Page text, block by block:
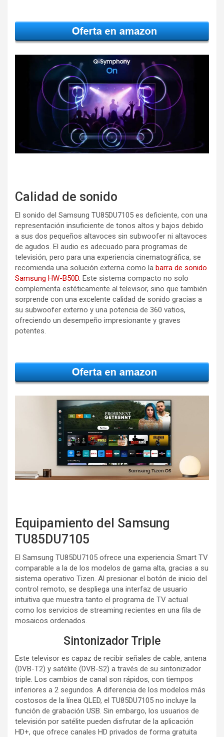
Calidad de sonido
El sonido del Samsung TU85DU7105 es deficiente, con una
representación insuficiente de tonos altos y bajos debido
a sus dos pequeños altavoces sin subwoofer ni altavoces
de agudos. El audio es adecuado para programas de
televisión, pero para una experiencia cinematográfica, se
recomienda una solución externa como la barra de sonido
Samsung HW-B50D. Este sistema compacto no solo
complementa estéticamente al televisor, sino que también
sorprende con una excelente calidad de sonido gracias a
su subwoofer externo y una potencia de 360 vatios,
ofreciendo un desempeño impresionante y graves
potentes.
Equipamiento del Samsung
TU85DU7105
El Samsung TU85DU7105 ofrece una experiencia Smart TV
comparable a la de los modelos de gama alta, gracias a su
sistema operativo Tizen. Al presionar el botón de inicio del
control remoto, se despliega una interfaz de usuario
intuitiva que muestra tanto el programa de TV actual
como los servicios de streaming recientes en una fila de
mosaicos ordenados.
Sintonizador Triple
Este televisor es capaz de recibir señales de cable, antena
(DVB-T2) y satélite (DVB-S2) a través de su sintonizador
triple. Los cambios de canal son rápidos, con tiempos
inferiores a 2 segundos. A diferencia de los modelos más
costosos de la línea QLED, el TU85DU7105 no incluye la
función de grabación USB. Sin embargo, los usuarios de
televisión por satélite pueden disfrutar de la aplicación
HD+, que ofrece canales HD privados de forma gratuita